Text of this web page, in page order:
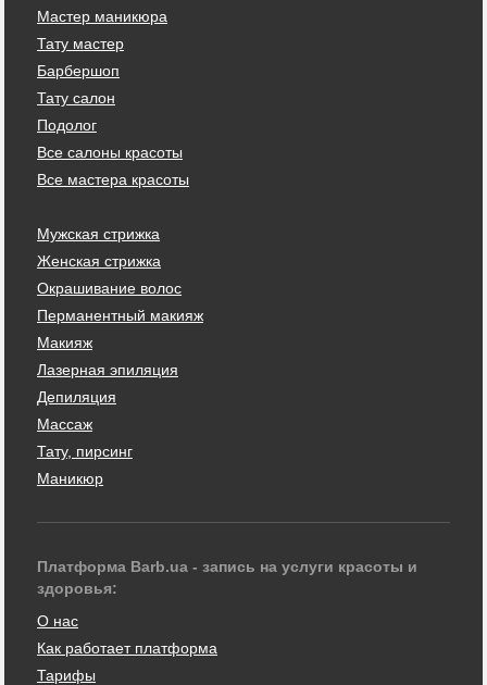
Мастер маникюра
Тату мастер
Барбершоп
Тату салон
Подолог
Все салоны красоты
Все мастера красоты
Мужская стрижка
Женская стрижка
Окрашивание волос
Перманентный макияж
Макияж
Лазерная эпиляция
Депиляция
Массаж
Тату, пирсинг
Маникюр
Платформа Barb.ua - запись на услуги красоты и
здоровья:
О нас
Как работает платформа
Тарифы